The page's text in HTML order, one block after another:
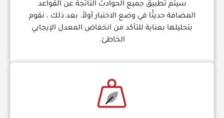
سيتم تطبيق جميع الحوادث الناتجة عن القواعد
المضافة حديثًا في وضع الاختبار أولاً. بعد ذلك ، نقوم
بتحليلها بعناية للتأكد من انخفاض المعدل الإيجابي
الخاطئ.